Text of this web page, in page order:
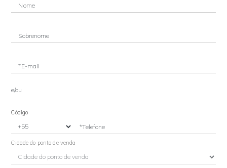
Nome
Sobrenome
*E-mail
e/ou
Código
*Telefone
Cidade do ponto de venda